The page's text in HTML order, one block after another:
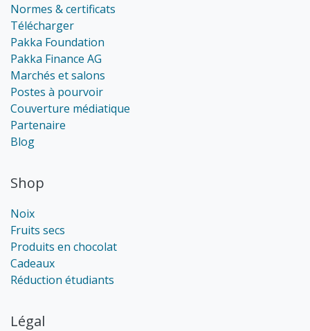
Normes & certificats
Télécharger
Pakka Foundation
Pakka Finance AG
Marchés et salons
Postes à pourvoir
Couverture médiatique
Partenaire
Blog
Shop
Noix
Fruits secs
Produits en chocolat
Cadeaux
Réduction étudiants
Légal